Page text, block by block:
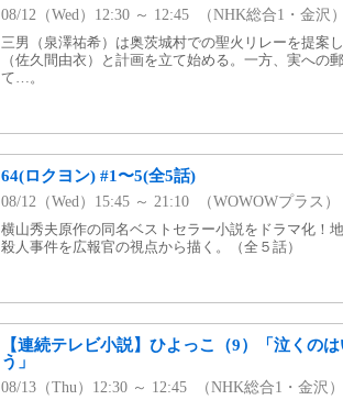
08/12（Wed）12:30 ～ 12:45 （NHK総合1・金沢
三男（泉澤祐希）は奥茨城村での聖火リレーを提案
（佐久間由衣）と計画を立て始める。一方、実への
て…。
64(ロクヨン) #1〜5(全5話)
08/12（Wed）15:45 ～ 21:10 （WOWOWプラス）
横山秀夫原作の同名ベストセラー小説をドラマ化！
殺人事件を広報官の視点から描く。（全５話）
【連続テレビ小説】ひよっこ（9）「泣くの
う」
08/13（Thu）12:30 ～ 12:45 （NHK総合1・金沢）